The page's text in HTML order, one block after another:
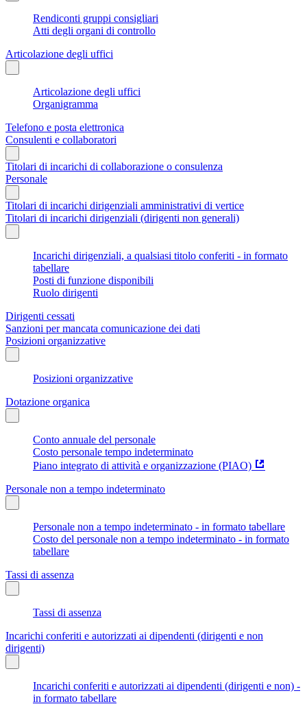
Rendiconti gruppi consigliari
Atti degli organi di controllo
Articolazione degli uffici
Articolazione degli uffici
Organigramma
Telefono e posta elettronica
Consulenti e collaboratori
Titolari di incarichi di collaborazione o consulenza
Personale
Titolari di incarichi dirigenziali amministrativi di vertice
Titolari di incarichi dirigenziali (dirigenti non generali)
Incarichi dirigenziali, a qualsiasi titolo conferiti - in formato
tabellare
Posti di funzione disponibili
Ruolo dirigenti
Dirigenti cessati
Sanzioni per mancata comunicazione dei dati
Posizioni organizzative
Posizioni organizzative
Dotazione organica
Conto annuale del personale
Costo personale tempo indeterminato
Piano integrato di attività e organizzazione (PIAO)
Personale non a tempo indeterminato
Personale non a tempo indeterminato - in formato tabellare
Costo del personale non a tempo indeterminato - in formato
tabellare
Tassi di assenza
Tassi di assenza
Incarichi conferiti e autorizzati ai dipendenti (dirigenti e non
dirigenti)
Incarichi conferiti e autorizzati ai dipendenti (dirigenti e non) -
in formato tabellare